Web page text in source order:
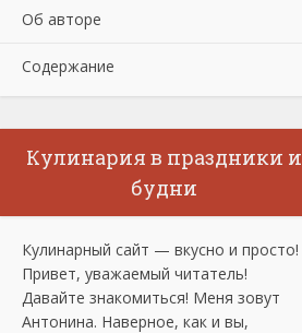
Об авторе
Содержание
Кулинария в праздники и
будни
Кулинарный сайт — вкусно и просто!
Привет, уважаемый читатель!
Давайте знакомиться! Меня зовут
Антонина. Наверное, как и вы,